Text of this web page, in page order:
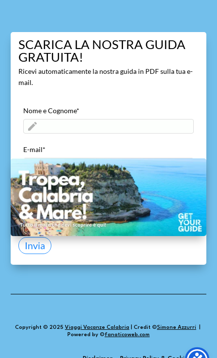
SCARICA LA NOSTRA GUIDA
GRATUITA!
Ricevi automaticamente la nostra guida in PDF sulla tua e-
mail.
Nome e Cognome*
E-mail*
ACCETTO di inviare il mio nome ed e-mail
Acconsento a viaggivacanzecalabria.com alla
ricezione del mio nome ed e-mail per consentire di
ricontattarmi e di inviare la guida gratuita.
Invia
Copyright © 2025 Viaggi Vacanze Calabria Credit ©Simone Azzurri
Powered by ©fanaticoweb.com